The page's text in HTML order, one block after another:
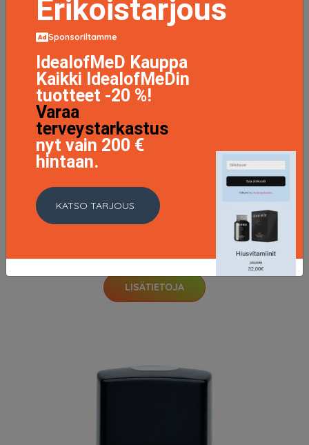
LISÄTIETOJA
Erikoistarjous
Sponsoriltamme
IdealofMeD Kauppa
Kaikki IdealofMeDin
tuotteet -20 %!
Varaa
terveystarkastus
nyt vain 200 €
hintaan.
KATSO TARJOUS